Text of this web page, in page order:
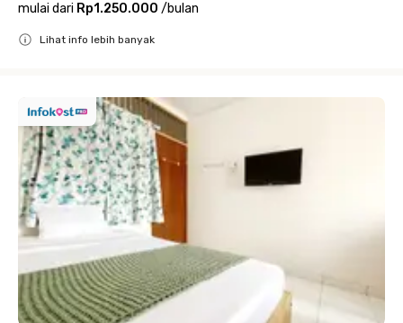
mulai dari Rp1.250.000 /bulan
Lihat info lebih banyak